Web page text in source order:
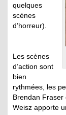
quelques
scènes
d’horreur).
Les scènes
d’action sont
bien
rythmées, les
Brendan Fraser
Weisz apporte